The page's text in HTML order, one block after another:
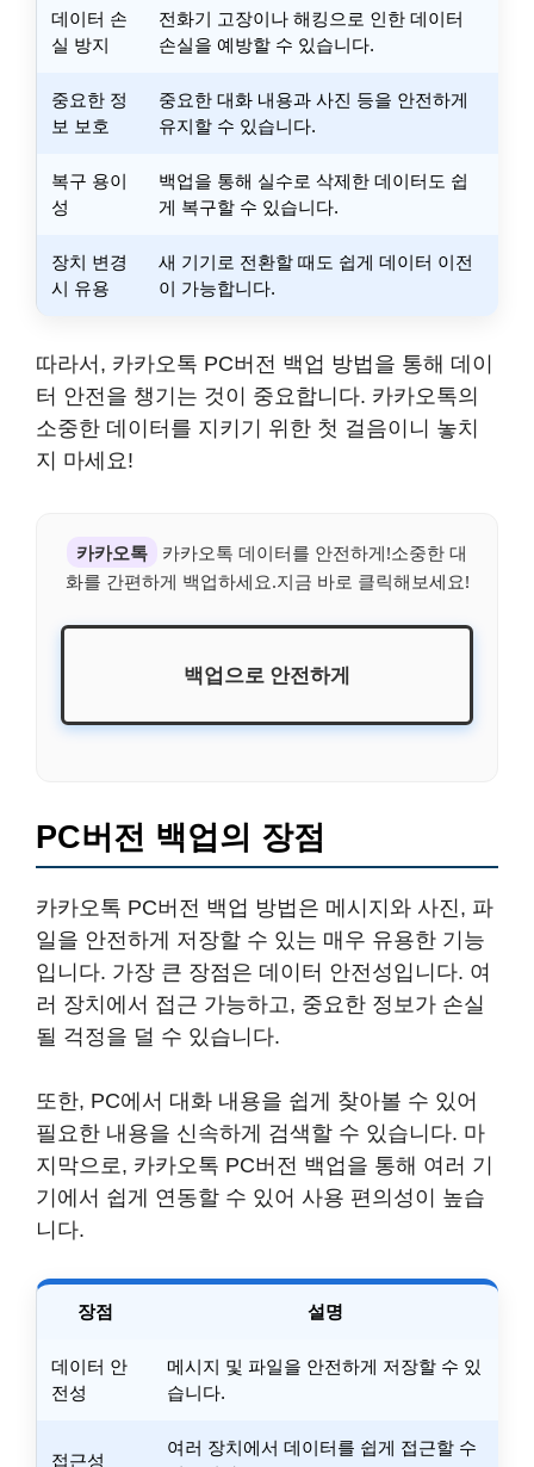
데이터 손
실 방지
전화기 고장이나 해킹으로 인한 데이터
손실을 예방할 수 있습니다.
중요한 정
보 보호
중요한 대화 내용과 사진 등을 안전하게
유지할 수 있습니다.
복구 용이
성
백업을 통해 실수로 삭제한 데이터도 쉽
게 복구할 수 있습니다.
장치 변경
시 유용
새 기기로 전환할 때도 쉽게 데이터 이전
이 가능합니다.
따라서, 카카오톡 PC버전 백업 방법을 통해 데이
터 안전을 챙기는 것이 중요합니다. 카카오톡의
소중한 데이터를 지키기 위한 첫 걸음이니 놓치
지 마세요!
카카오톡
카카오톡 데이터를 안전하게!소중한 대
화를 간편하게 백업하세요.지금 바로 클릭해보세요!
백업으로 안전하게
PC버전 백업의 장점
카카오톡 PC버전 백업 방법은 메시지와 사진, 파
일을 안전하게 저장할 수 있는 매우 유용한 기능
입니다. 가장 큰 장점은 데이터 안전성입니다. 여
러 장치에서 접근 가능하고, 중요한 정보가 손실
될 걱정을 덜 수 있습니다.
또한, PC에서 대화 내용을 쉽게 찾아볼 수 있어
필요한 내용을 신속하게 검색할 수 있습니다. 마
지막으로, 카카오톡 PC버전 백업을 통해 여러 기
기에서 쉽게 연동할 수 있어 사용 편의성이 높습
니다.
장점 설명
데이터 안
전성
메시지 및 파일을 안전하게 저장할 수 있
습니다.
접근성
여러 장치에서 데이터를 쉽게 접근할 수